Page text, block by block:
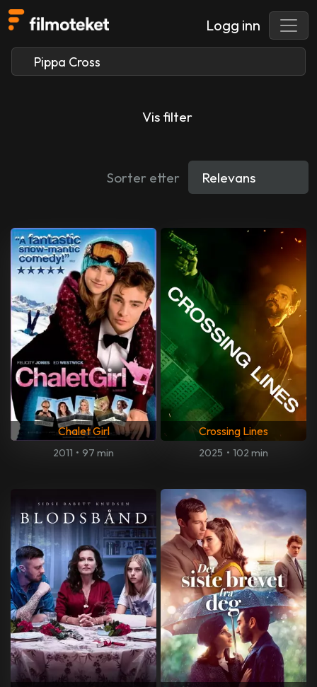
Logg inn
Vis filter
Sorter etter
Chalet Girl
2011 • 97 min
Crossing Lines
2025 • 102 min